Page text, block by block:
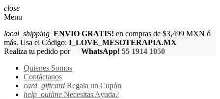
close
Menu
local_shipping ENVIO GRATIS! en compras de $3,499 MXN ó
más. Usa el Código: I_LOVE_MESOTERAPIA.MX
Realiza tu pedido por
WhatsApp! 55 1914 1050
Quienes Somos
Contáctanos
card_giftcard Regala un Cupón
help_outline Necesitas Ayuda?